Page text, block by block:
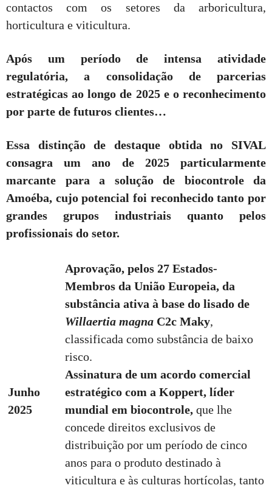
contactos com os setores da arboricultura,
horticultura e viticultura.
Após um período de intensa atividade
regulatória, a consolidação de parcerias
estratégicas ao longo de 2025 e o reconhecimento
por parte de futuros clientes…
Essa distinção de destaque obtida no SIVAL
consagra um ano de 2025 particularmente
marcante para a solução de biocontrole da
Amoéba, cujo potencial foi reconhecido tanto por
grandes grupos industriais quanto pelos
profissionais do setor.
Junho
2025
Aprovação, pelos 27 Estados-
Membros da União Europeia, da
substância ativa à base do lisado de
Willaertia magna C2c Maky,
classificada como substância de baixo
risco.
Assinatura de um acordo comercial
estratégico com a Koppert, líder
mundial em biocontrole, que lhe
concede direitos exclusivos de
distribuição por um período de cinco
anos para o produto destinado à
viticultura e às culturas hortícolas, tanto